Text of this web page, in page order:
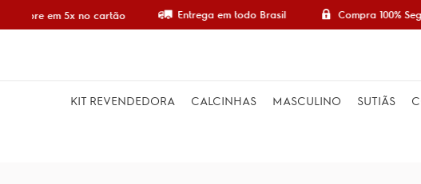
Compre em 5x no cartão Entrega em todo Brasil Compra 100%
KIT REVENDEDORA CALCINHAS MASCULINO SUTIÃS